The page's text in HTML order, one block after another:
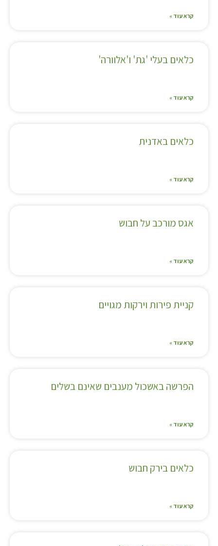
קרא עוד »
כלאים בעלי 'גת' ו'אלוורה'
קרא עוד »
כלאים באדנית
קרא עוד »
אגס מורכב על חבוש
קרא עוד »
קניית פירות וירקות מגויים
קרא עוד »
הפרשה באשכול מענבים שאינם בשלים
קרא עוד »
כלאים בירק חבוש
קרא עוד »